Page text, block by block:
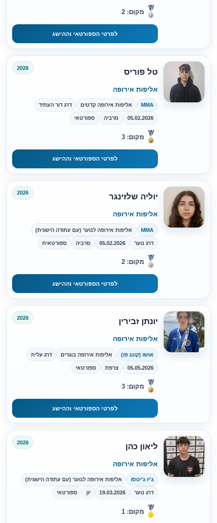
מקום: 2
לפרטי הספורטאי וההישג
טל פוריס 2026
אליפות אירופה
MMA אליפות אירופה קדטים דרג דור העתיד
05.02.2026 סרביה ספורטאי
מקום: 3
לפרטי הספורטאי וההישג
יוליה שלזינגר 2026
אליפות אירופה
MMA אליפות אירופה לנוער (עם עתודה הישגית)
דרג נוער 05.02.2026 סרביה ספורטאית
מקום: 2
לפרטי הספורטאי וההישג
יונתן זבירין 2026
אליפות אירופה
אושו (קונג פו) אליפות אירופה בוגרים דרג עלית
05.05.2026 צרפת ספורטאי
מקום: 3
לפרטי הספורטאי וההישג
ליאון כהן 2026
אליפות אירופה
ג'יו ג'יטסו אליפות אירופה לנוער (עם עתודה הישגית)
דרג נוער 19.03.2026 יון ספורטאי
מקום: 1